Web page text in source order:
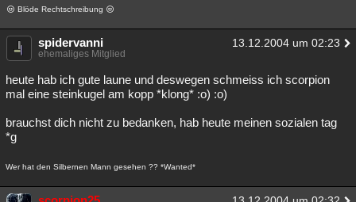
Blöde Rechtschreibung
spidervanni 13.12.2004 um 02:23
ehemaliges Mitglied
heute hab ich gute laune und deswegen schmeiss ich scorpion
mal eine steinkugel am kopp *klong* :o) :o)
brauchst dich nicht zu bedanken, hab heute meinen sozialen tag
*g
Wer hat den Silbernen Mann gesehen ?? *Wanted*